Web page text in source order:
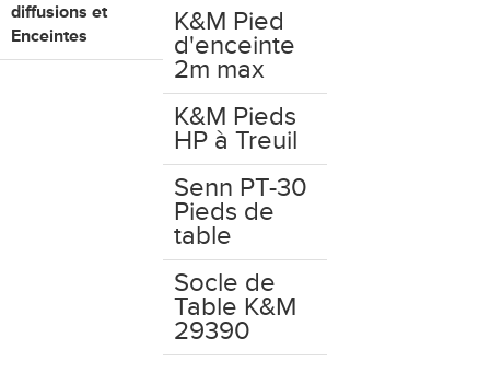
diffusions et
Enceintes
K&M Pied
d'enceinte
2m max
K&M Pieds
HP à Treuil
Senn PT-30
Pieds de
table
Socle de
Table K&M
29390